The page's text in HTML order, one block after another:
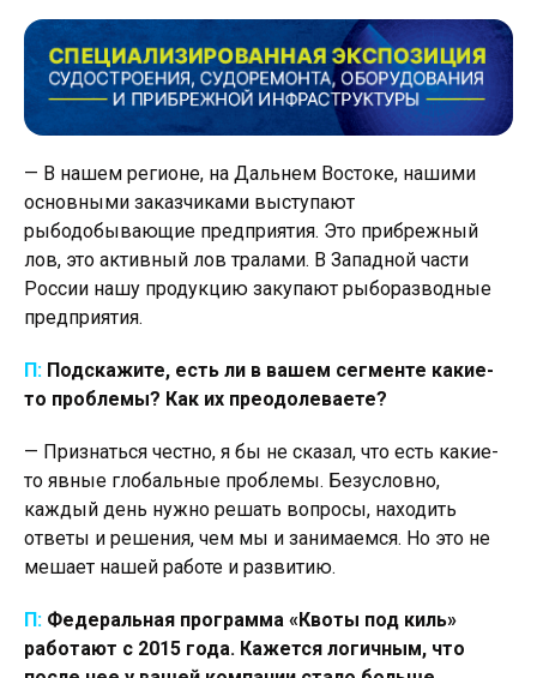
— В нашем регионе, на Дальнем Востоке, нашими
основными заказчиками выступают
рыбодобывающие предприятия. Это прибрежный
лов, это активный лов тралами. В Западной части
России нашу продукцию закупают рыборазводные
предприятия.
П: Подскажите, есть ли в вашем сегменте какие-
то проблемы? Как их преодолеваете?
— Признаться честно, я бы не сказал, что есть какие-
то явные глобальные проблемы. Безусловно,
каждый день нужно решать вопросы, находить
ответы и решения, чем мы и занимаемся. Но это не
мешает нашей работе и развитию.
П: Федеральная программа «Квоты под киль»
работают с 2015 года. Кажется логичным, что